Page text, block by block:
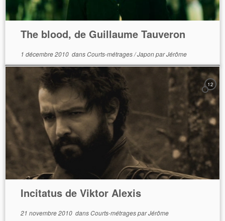
The blood, de Guillaume Tauveron
1 décembre 2010dansCourts-métrages/JaponparJérôme
12
Incitatus de Viktor Alexis
21 novembre 2010dansCourts-métragesparJérôme